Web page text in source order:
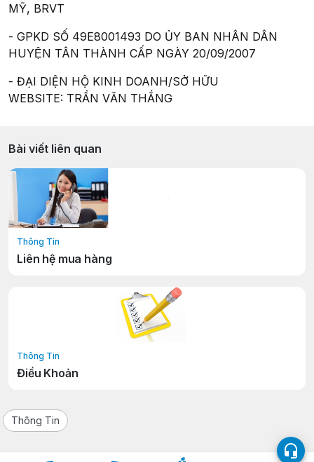
MỸ, BRVT
- GPKD SỐ 49E8001493 DO ỦY BAN NHÂN DÂN
HUYỆN TÂN THÀNH CẤP NGÀY 20/09/2007
- ĐẠI DIỆN HỘ KINH DOANH/SỞ HỮU
WEBSITE: TRẦN VĂN THẮNG
Bài viết liên quan
Thông Tin
Liên hệ mua hàng
Thông Tin
Điều Khoản
Thông Tin